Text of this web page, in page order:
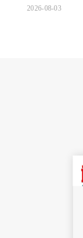
2026-08-03